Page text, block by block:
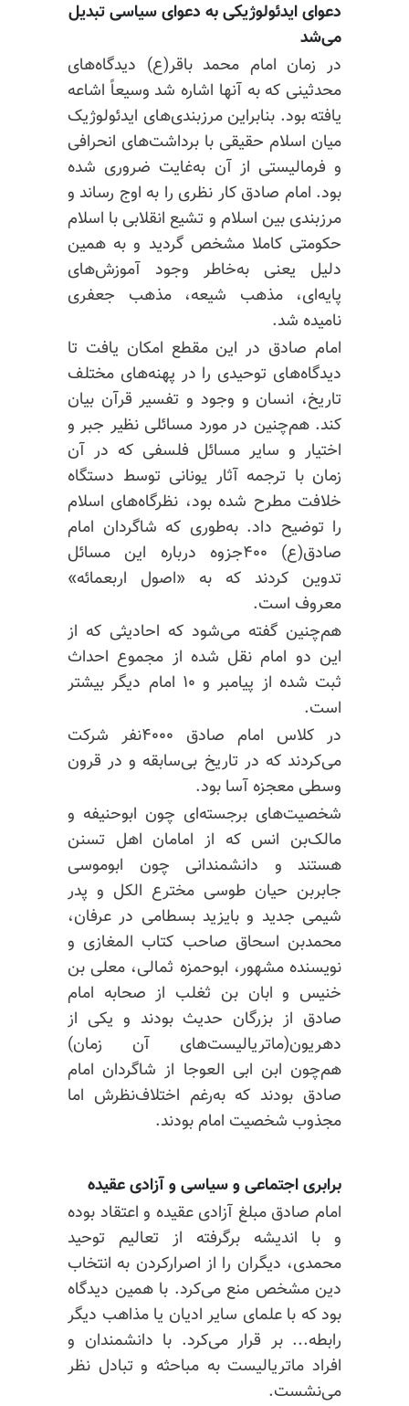
دعوای ایدئولوژیکی به دعوای سیاسی تبدیل
می‌شد
در زمان امام محمد باقر(ع) دیدگاه‌های
محدثینی که به آنها اشاره شد وسیعاً اشاعه
یافته بود. بنابراین مرزبندی‌های ایدئولوژیک
میان اسلام حقیقی با برداشت‌های انحرافی
و فرمالیستی از آن به‌غایت ضروری شده
بود. امام صادقکار نظری را به اوج رساند و
مرزبندی بین اسلام و تشیع انقلابی با اسلام
حکومتی کاملا مشخص گردید و به همین
دلیل یعنی به‌خاطر وجود آموزش‌های
پایه‌ای، مذهب شیعه، مذهب جعفری
نامیده شد.
امام صادق در این مقطع امکان یافت تا
دیدگاه‌های توحیدی را در پهنه‌های مختلف
تاریخ، انسان و وجود و تفسیر قرآن بیان
کند. هم‌چنین در مورد مسائلی نظیر جبر و
اختیار و سایر مسائل فلسفی که در آن
زمان با ترجمه آثار یونانی توسط دستگاه
خلافت مطرح شده بود، نظرگاه‌های اسلام
را توضیح داد. به‌طوری که شاگردان امام
صادق(ع) ۴۰۰جزوه درباره این مسائل
تدوین کردند که به «اصول اربعمائه»
معروف است.
هم‌چنین گفته می‌شود که احادیثی که از
این دو امام نقل شده از مجموع احداث
ثبت شده از پیامبر و ۱۰ امام دیگر بیشتر
است.
در کلاس امام صادق ۴۰۰۰نفر شرکت
می‌کردند که در تاریخ بی‌سابقه ودر قرون
وسطی معجزه آسا بود.
شخصیت‌های برجسته‌ای چون ابوحنیفه و
مالک‌بن انس که از امامان اهل تسنن
هستند و دانشمندانی چون ابوموسی
جابربن حیان طوسی مخترع الکل و پدر
شیمی جدید و بایزید بسطامی در عرفان،
محمدبن اسحاق صاحب کتاب المغازی و
نویسنده مشهور، ابوحمزه ثمالی، معلی بن
خنیس و ابان بن ثغلب از صحابه امام
صادق از بزرگان حدیث بودند و یکی از
دهریون(ماتریالیست‌های آن زمان)
هم‌چون ابن ابی العوجا از شاگردان امام
صادق بودند که به‌رغم اختلاف‌نظرش اما
مجذوب شخصیت امام بودند.
برابری اجتماعی و سیاسی و آزادی عقیده
امام صادق مبلغ آزادی عقیده و اعتقاد بوده
و با اندیشه برگرفته از تعالیم توحید
محمدی، دیگران را از اصرارکردن به انتخاب
دین مشخص منع می‌کرد. با همین دیدگاه
بود که با علمای سایر ادیان یا مذاهب دیگر
رابطه... بر قرار می‌کرد. با دانشمندان و
افراد ماتریالیست به مباحثه و تبادل نظر
می‌نشست.